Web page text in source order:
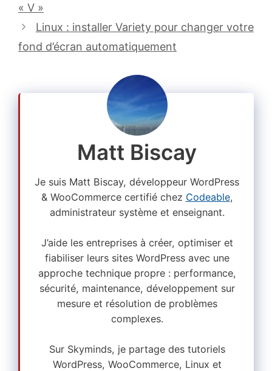
« V »
Linux : installer Variety pour changer votre
fond d’écran automatiquement
Matt Biscay
Je suis Matt Biscay, développeur WordPress
& WooCommerce certifié chez Codeable,
administrateur système et enseignant.
J’aide les entreprises à créer, optimiser et
fiabiliser leurs sites WordPress avec une
approche technique propre : performance,
sécurité, maintenance, développement sur
mesure et résolution de problèmes
complexes.
Sur Skyminds, je partage des tutoriels
WordPress, WooCommerce, Linux et